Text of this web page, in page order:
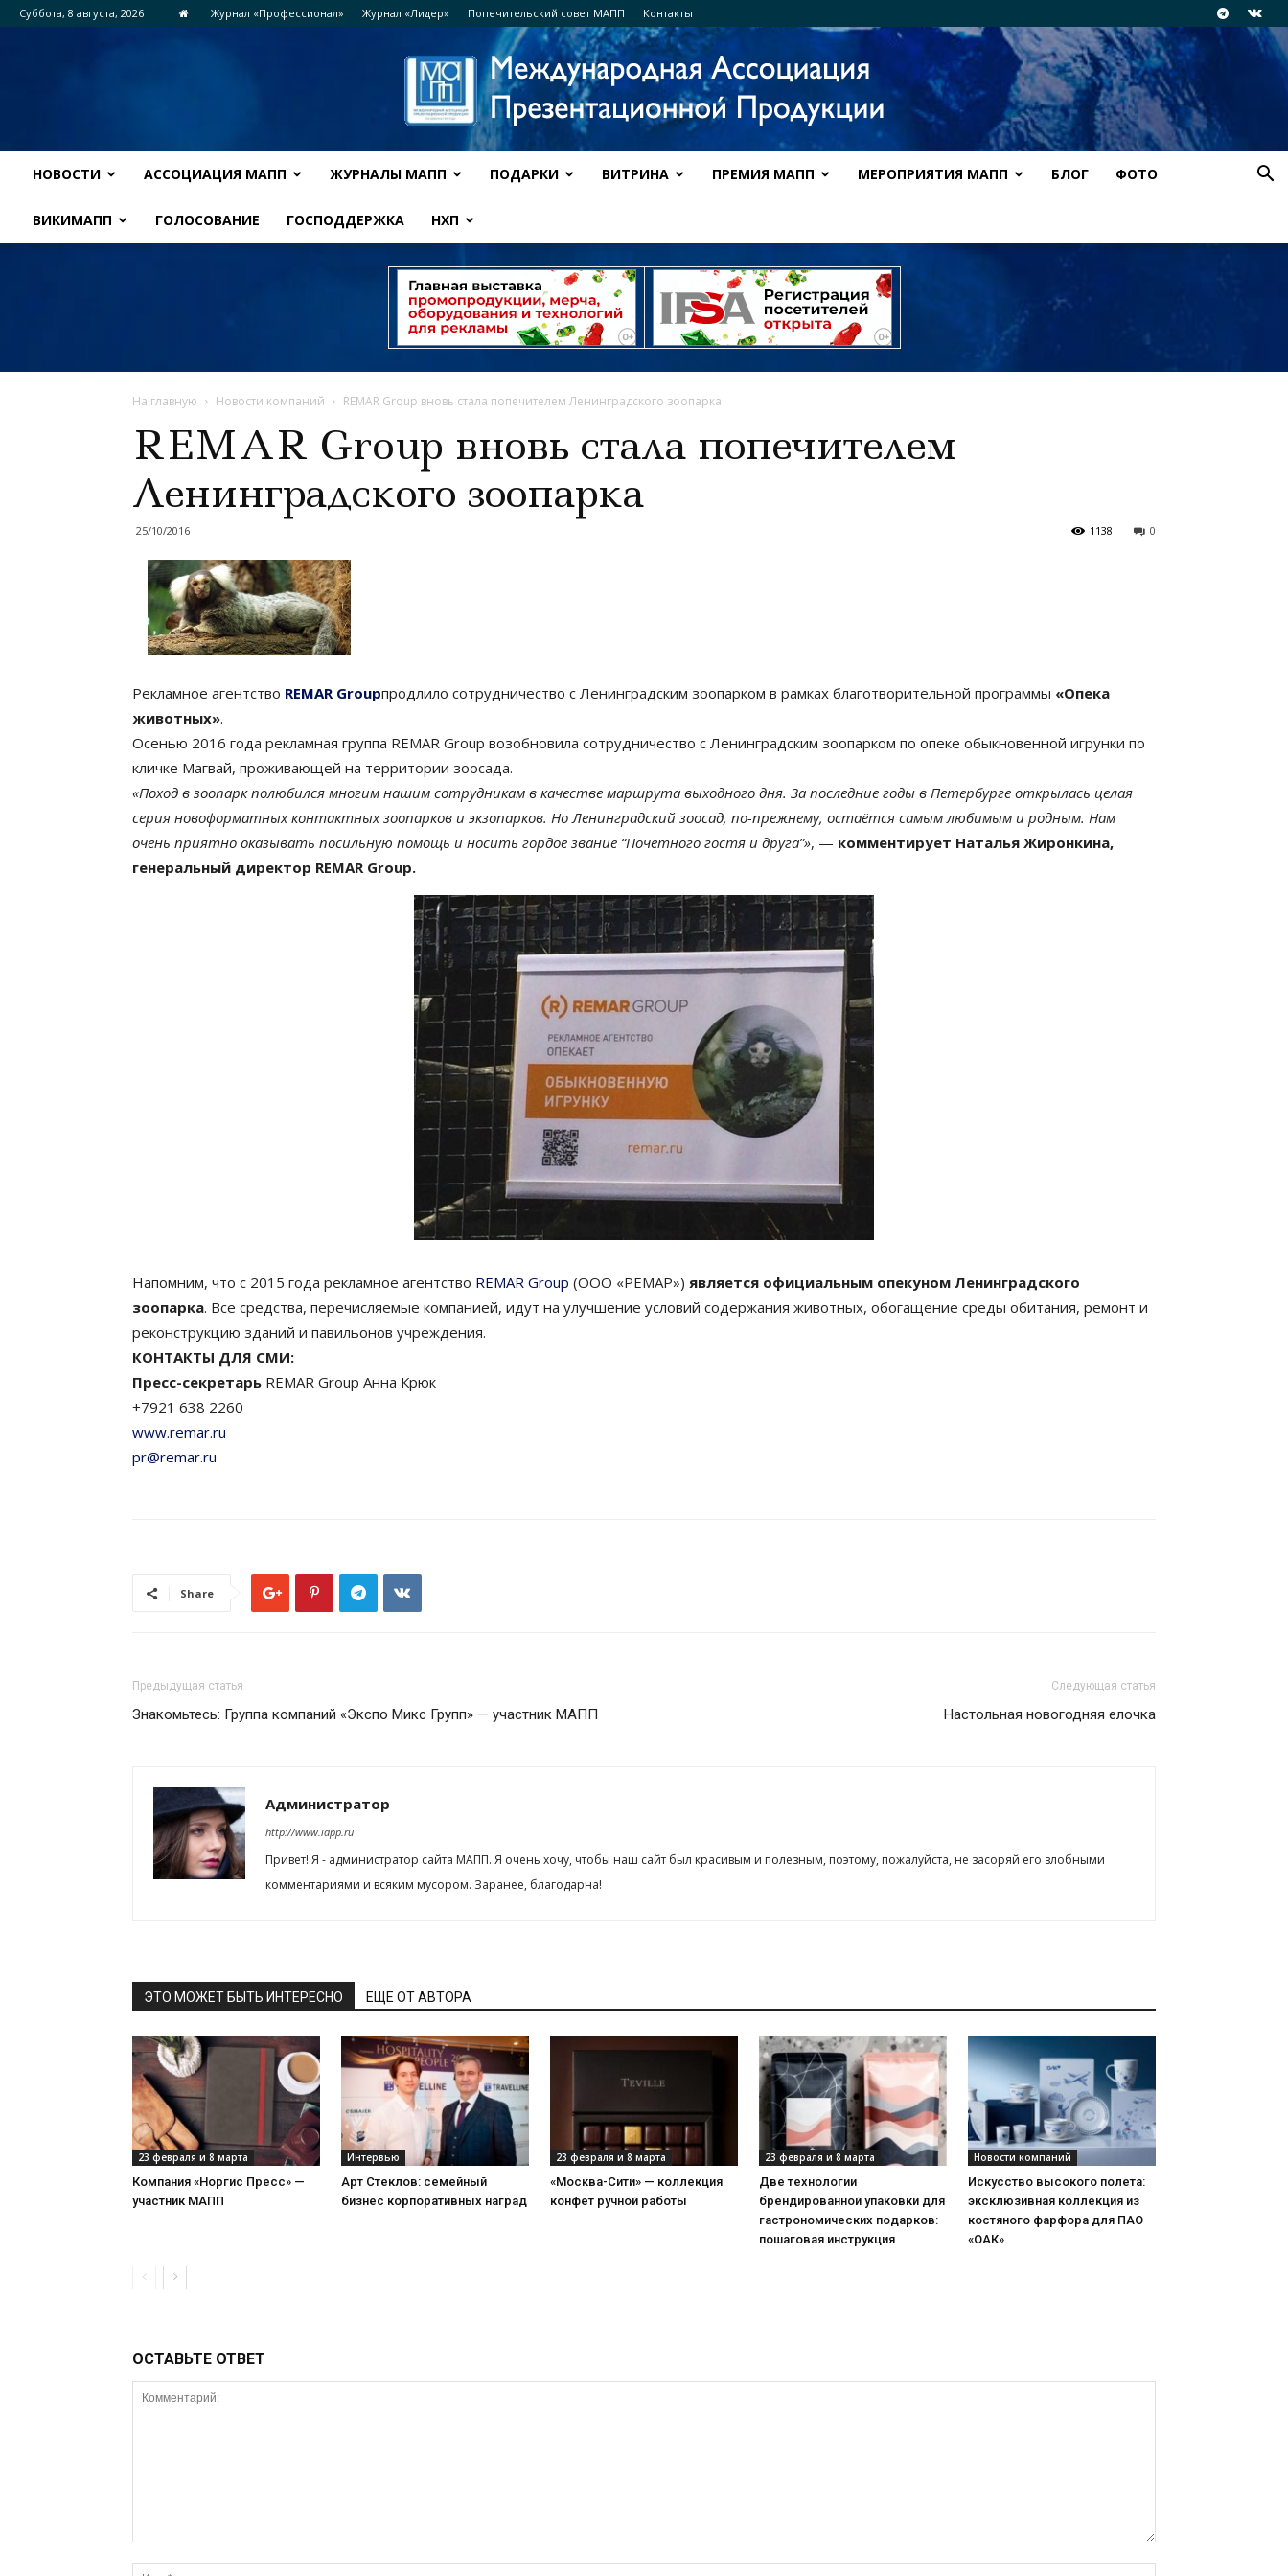
Суббота, 8 августа, 2026 Журнал «Профессионал» Журнал «Лидер» Попечительский совет МАПП Контакты
НОВОСТИ АССОЦИАЦИЯ МАПП ЖУРНАЛЫ МАПП ПОДАРКИ ВИТРИНА ПРЕМИЯ МАПП МЕРОПРИЯТИЯ МАПП БЛОГ ФОТО
ВИКИМАПП ГОЛОСОВАНИЕ ГОСПОДДЕРЖКА НХП
На главную Новости компаний REMAR Group вновь стала попечителем Ленинградского зоопарка
REMAR Group вновь стала попечителем
Ленинградского зоопарка
25/10/2016 0
1138
Рекламное агентство REMAR Groupпродлило сотрудничество с Ленинградским зоопарком в рамках благотворительной программы «Опека
животных».
Осенью 2016 года рекламная группа REMAR Group возобновила сотрудничество с Ленинградским зоопарком по опеке обыкновенной игрунки по
кличке Магвай, проживающей на территории зоосада.
«Поход в зоопарк полюбился многим нашим сотрудникам в качестве маршрута выходного дня. За последние годы в Петербурге открылась целая
серия новоформатных контактных зоопарков и экзопарков. Но Ленинградский зоосад, по-прежнему, остаётся самым любимым и родным. Нам
очень приятно оказывать посильную помощь и носить гордое звание “Почетного гостя и друга”», — комментирует Наталья Жиронкина,
генеральный директор REMAR Group.
Напомним, что с 2015 года рекламное агентство REMAR Group (ООО «РЕМАР») является официальным опекуном Ленинградского
зоопарка. Все средства, перечисляемые компанией, идут на улучшение условий содержания животных, обогащение среды обитания, ремонт и
реконструкцию зданий и павильонов учреждения.
КОНТАКТЫ ДЛЯ СМИ:
Пресс-секретарь REMAR Group Анна Крюк
+7921 638 2260
www.remar.ru
pr@remar.ru
Share
Предыдущая статья
Знакомьтесь: Группа компаний «Экспо Микс Групп» — участник МАПП
Следующая статья
Настольная новогодняя елочка
Администратор
http://www.iapp.ru
Привет! Я - администратор сайта МАПП. Я очень хочу, чтобы наш сайт был красивым и полезным, поэтому, пожалуйста, не засоряй его злобными
комментариями и всяким мусором. Заранее, благодарна!
ЭТО МОЖЕТ БЫТЬ ИНТЕРЕСНО ЕЩЕ ОТ АВТОРА
23 февраля и 8 марта
Компания «Норгис Пресс» —
участник МАПП
Интервью
Арт Стеклов: семейный
бизнес корпоративных наград
23 февраля и 8 марта
«Москва-Сити» — коллекция
конфет ручной работы
23 февраля и 8 марта
Две технологии
брендированной упаковки для
гастрономических подарков:
пошаговая инструкция
Новости компаний
Искусство высокого полета:
эксклюзивная коллекция из
костяного фарфора для ПАО
«ОАК»
ОСТАВЬТЕ ОТВЕТ